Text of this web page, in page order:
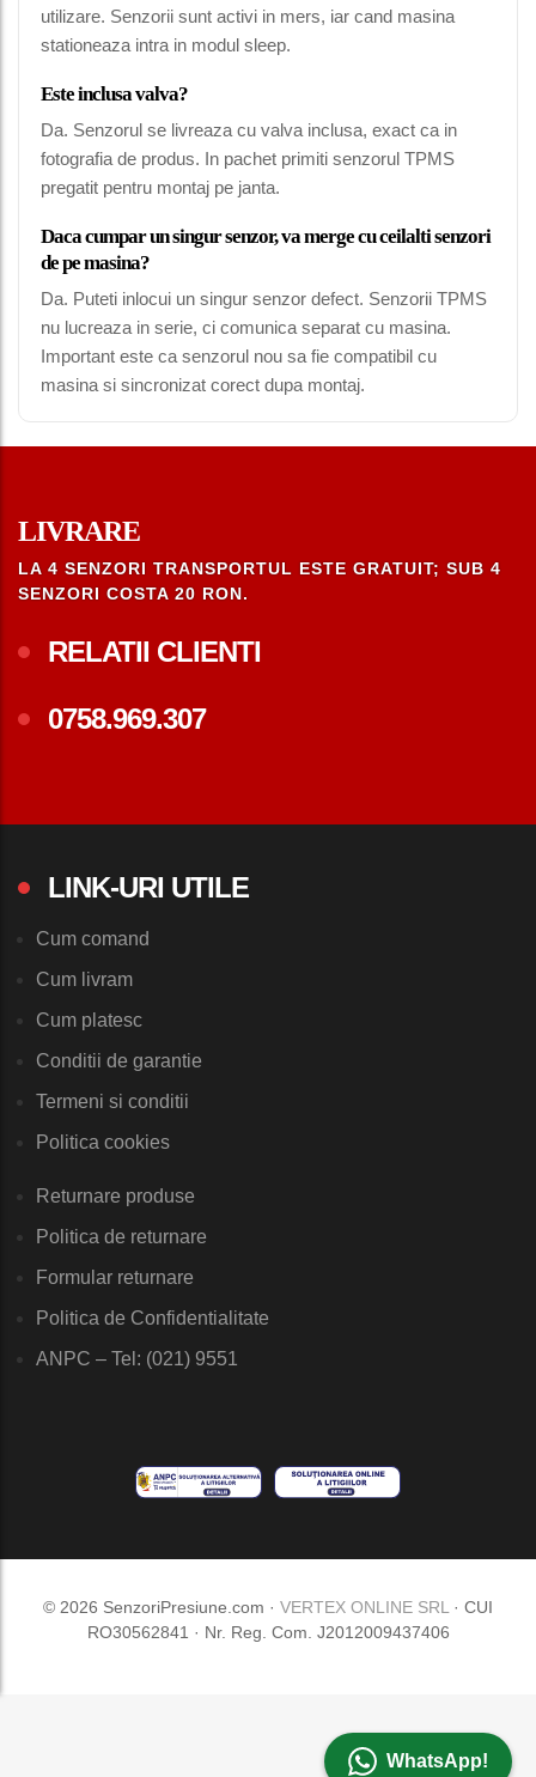
utilizare. Senzorii sunt activi in mers, iar cand masina
stationeaza intra in modul sleep.
Este inclusa valva?
Da. Senzorul se livreaza cu valva inclusa, exact ca in
fotografia de produs. In pachet primiti senzorul TPMS
pregatit pentru montaj pe janta.
Daca cumpar un singur senzor, va merge cu ceilalti senzori
de pe masina?
Da. Puteti inlocui un singur senzor defect. Senzorii TPMS
nu lucreaza in serie, ci comunica separat cu masina.
Important este ca senzorul nou sa fie compatibil cu
masina si sincronizat corect dupa montaj.
WhatsApp!
LIVRARE
LA 4 SENZORI TRANSPORTUL ESTE GRATUIT; SUB 4
SENZORI COSTA 20 RON.
RELATII CLIENTI
0758.969.307
LINK-URI UTILE
Cum comand
Cum livram
Cum platesc
Conditii de garantie
Termeni si conditii
Politica cookies
Returnare produse
Politica de returnare
Formular returnare
Politica de Confidentialitate
ANPC – Tel: (021) 9551
© 2026 SenzoriPresiune.com · VERTEX ONLINE SRL · CUI
RO30562841 · Nr. Reg. Com. J2012009437406